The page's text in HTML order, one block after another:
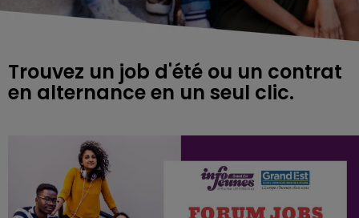
Trouvez un job d'été ou un contrat
en alternance en un seul clic.